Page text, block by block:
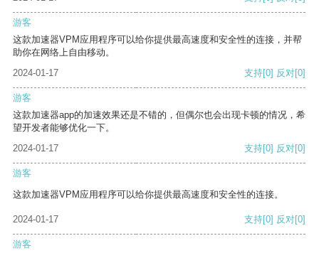
游客
这款加速器VPM应用程序可以给你提供最高速度和安全性的连接，并帮
助你在网络上自由移动。
2024-01-17
支持[0] 反对[0]
游客
这款加速器app的加速效果还是不错的，但偶尔也会出现卡顿的情况，希
望开发者能够优化一下。
2024-01-17
支持[0] 反对[0]
游客
这款加速器VPM应用程序可以给你提供最高速度和安全性的连接。
2024-01-17 支持[0] 反对[0]
游客